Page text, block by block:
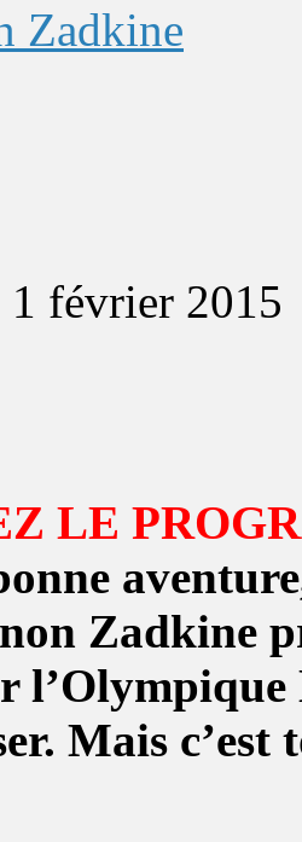
Zadkine
février 2015
LE
Zadkine
Mais